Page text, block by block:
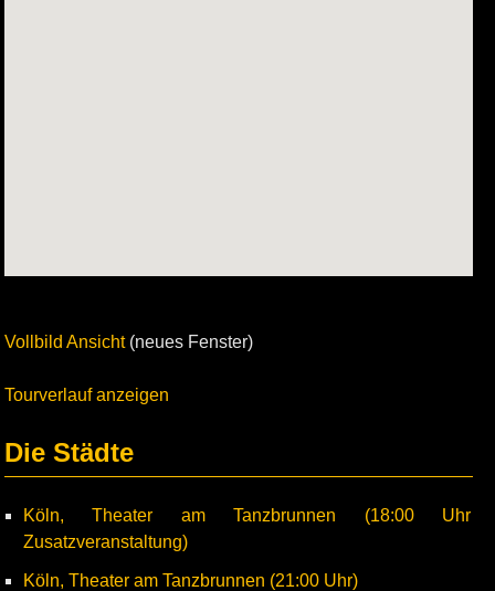
Vollbild Ansicht(neues Fenster)
Tourverlauf anzeigen
Die Städte
Köln, Theater am Tanzbrunnen (18:00 Uhr
Zusatzveranstaltung)
Köln, Theater am Tanzbrunnen (21:00 Uhr)